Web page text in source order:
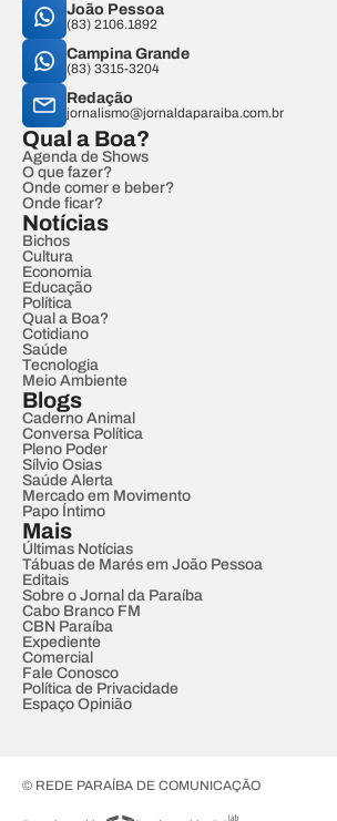
João Pessoa
(83) 2106.1892
Campina Grande
(83) 3315-3204
Redação
jornalismo@jornaldaparaiba.com.br
Qual a Boa?
Agenda de Shows
O que fazer?
Onde comer e beber?
Onde ficar?
Notícias
Bichos
Cultura
Economia
Educação
Política
Qual a Boa?
Cotidiano
Saúde
Tecnologia
Meio Ambiente
Blogs
Caderno Animal
Conversa Política
Pleno Poder
Sílvio Osias
Saúde Alerta
Mercado em Movimento
Papo Íntimo
Mais
Últimas Notícias
Tábuas de Marés em João Pessoa
Editais
Sobre o Jornal da Paraíba
Cabo Branco FM
CBN Paraíba
Expediente
Comercial
Fale Conosco
Política de Privacidade
Espaço Opinião
© REDE PARAÍBA DE COMUNICAÇÃO